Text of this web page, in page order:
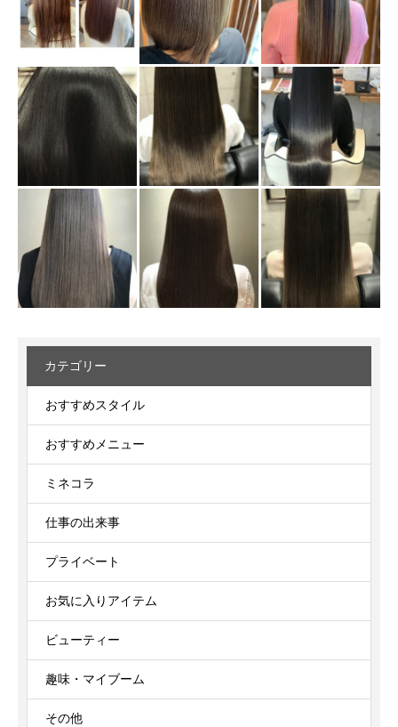
カテゴリー
おすすめスタイル
おすすめメニュー
ミネコラ
仕事の出来事
プライベート
お気に入りアイテム
ビューティー
趣味・マイブーム
その他